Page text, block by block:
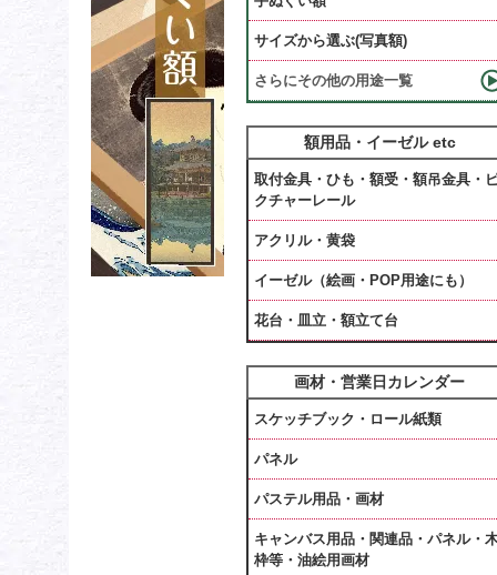
サイズから選ぶ(写真額)
さらにその他の用途一覧
額用品・イーゼル etc
取付金具・ひも・額受・額吊金具・
クチャーレール
アクリル・黄袋
イーゼル（絵画・POP用途にも）
花台・皿立・額立て台
画材・営業日カレンダー
スケッチブック・ロール紙類
パネル
パステル用品・画材
キャンバス用品・関連品・パネル・
枠等・油絵用画材